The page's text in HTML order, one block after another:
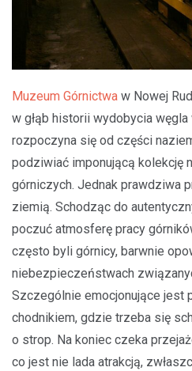
Muzeum Górnictwa w Nowej
w głąb historii wydobycia
rozpoczyna się od części
podziwiać imponującą kolekcję
górniczych. Jednak prawdziwa
ziemią. Schodząc do
poczuć atmosferę pracy
często byli górnicy, barwnie
niebezpieczeństwach
Szczególnie emocjonujące jest
chodnikiem, gdzie trzeba się
o strop. Na koniec czeka
co jest nie lada atrakcją,